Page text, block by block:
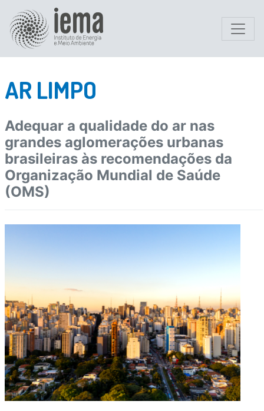
AR LIMPO
Adequar a qualidade do ar nas
grandes aglomerações urbanas
brasileiras às recomendações da
Organização Mundial de Saúde
(OMS)